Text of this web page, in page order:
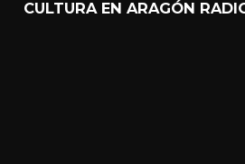
CULTURA EN ARAGÓN